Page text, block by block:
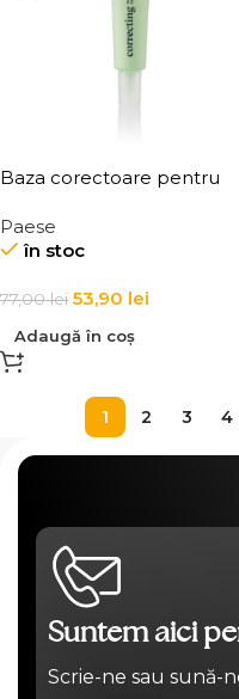
Baza corectoare pentru
Make-up Base 30ml
Paese
în stoc
77,00lei 53,90 lei
Adaugă în coș
1 2 3 4
Suntem aici
Scrie-ne sau sună-